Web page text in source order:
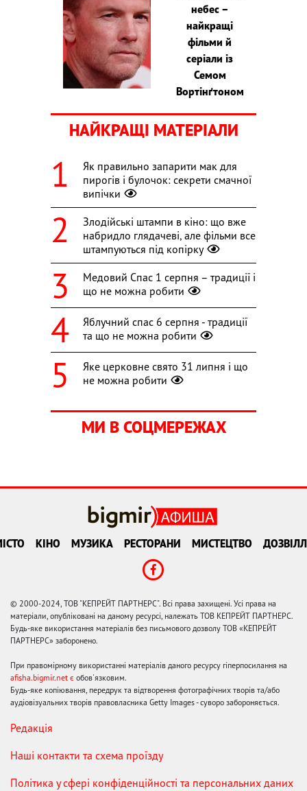
небес –
найкращі
фільми й
серіали із
Семом
Вортінґтоном
НАЙКРАЩІ МАТЕРІАЛИ
Як правильно запарити мак для
пирогів і булочок: секрети смачної
випічки
Злодійські штампи в кіно: що вже
набридло глядачеві, але фільми все
штампуються під копірку
Медовий Спас 1 серпня – традиції і
що не можна робити
Яблучний спас 6 серпня - традиції
та що не можна робити
Яке церковне свято 31 липня і що
не можна робити
МИ В СОЦМЕРЕЖАХ
КІНО МУЗИКА РЕСТОРАНИ МИСТЕЦТВО
© 2000-2024, ТОВ "КЕПРЕЙТ ПАРТНЕРС". Всі права захищені. Усі права на
матеріали, опубліковані на даному ресурсі, належать ТОВ КЕПРЕЙТ ПАРТНЕРС.
Будь-яке використання матеріалів без письмового дозволу ТОВ «КЕПРЕЙТ
ПАРТНЕРС» заборонено.
При правомірному використанні матеріалів даного ресурсу гіперпосилання на
afisha.bigmir.net є обов'язковим.
Будь-яке копіювання, передрук та відтворення фотографічних творів та/або
аудіовізуальних творів правовласника Getty Images - суворо забороняється.
Редакція
Наші контакти та схема проїзду
Політика у сфері конфіденційності та персональних даних